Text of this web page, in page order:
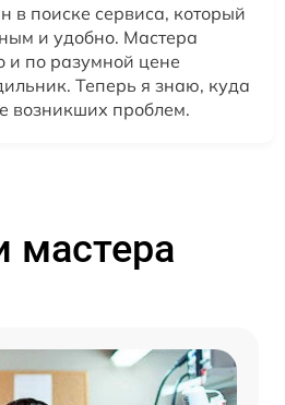
в поиске сервиса, который
и удобно. Мастера
и по разумной цене
Теперь я знаю, куда
возникших проблем.
мастера